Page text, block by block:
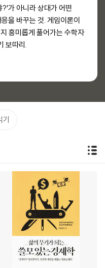
들려주듯 풀어놓는 이야기.
다. 당연하다고 생각했던
바루파키스의 통찰이 쉽고
기까지 하다.
가 아니라 상대가 어떤
을 바꾸는 것. 게임이론이
흥미롭게 풀어가는 수학자
보따리.
당시 사상은 실로 경이롭다.
도 않는 자유로운 시민들의
희망을 발견할 수 있는 책.
류와 유전자의 99% 이상을
하는 인간’을 우리에게
직접 이 책을 번역한 점도
.
의 뿌리부터 뒤흔드는
풍부한 경제학 이야기.
큰 문제는 “빈곤에 대해
한다는 점”이라고 뤼트허르
정말 빈곤에 대해 진지하게
.
들려주듯 풀어놓는 이야기.
다. 당연하다고 생각했던
바루파키스의 통찰이 쉽고
기까지 하다.
가 아니라 상대가 어떤
을 바꾸는 것. 게임이론이
흥미롭게 풀어가는 수학자
보따리.
기